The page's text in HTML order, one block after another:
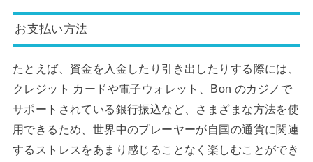
お支払い方法
たとえば、資金を入金したり引き出したりする際には、
クレジット カードや電子ウォレット、Bon のカジノで
サポートされている銀行振込など、さまざまな方法を使
用できるため、世界中のプレーヤーが自国の通貨に関連
するストレスをあまり感じることなく楽しむことができ